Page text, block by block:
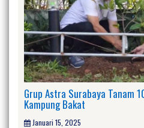
Grup Astra Surabaya Tanam
Kampung Bakat
Januari 15, 2025